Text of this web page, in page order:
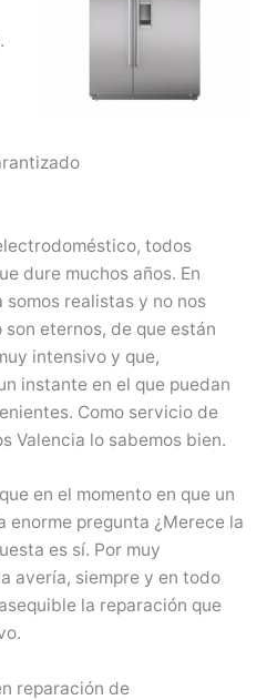
todos
dure muchos años. En
realistas y no nos
eternos, de que están
intensivo y que,
instante en el que puedan
Como servicio de
Valencia lo sabemos bien.
en el momento en que un
enorme pregunta ¿Merece la
es sí. Por muy
avería, siempre y en todo
la reparación que
reparación de